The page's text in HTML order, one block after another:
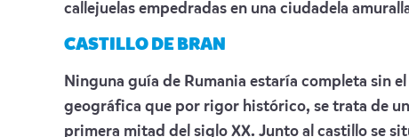
callejuelas empedradas en una ciudadela
CASTILLO DE BRAN
Ninguna guía de Rumania estaría completa sin
geográfica que por rigor histórico, se trata de
primera mitad del siglo XX. Junto al castillo se